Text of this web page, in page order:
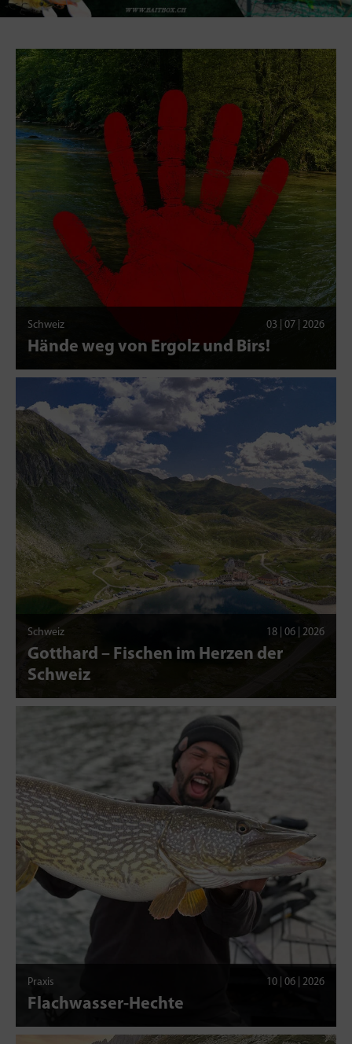
Schweiz 03 | 07 | 2026
Hände weg von Ergolz und Birs!
Schweiz 18 | 06 | 2026
Gotthard – Fischen im Herzen der
Schweiz
Praxis 10 | 06 | 2026
Flachwasser-Hechte